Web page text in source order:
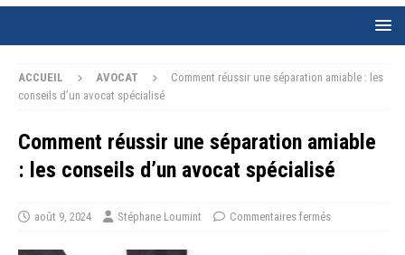
ACCUEIL AVOCAT
Comment réussir une séparation amiable : les
conseils d’un avocat spécialisé
Comment réussir une séparation amiable
: les conseils d’un avocat spécialisé
août 9, 2024 Stéphane Loumint Commentaires fermés